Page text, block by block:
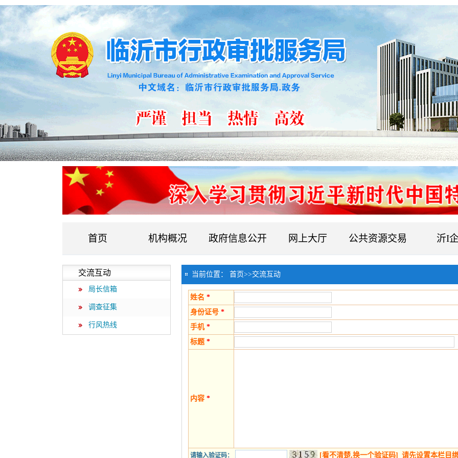
首页 机构概况 政府信息公开 网上大厅 公共资源交易 沂I
交流互动
局长信箱
调查征集
行风热线
当前位置： 首页>>交流互动
姓名 *
身份证号 *
手机 *
标题 *
内容 *
请输入验证码： [看不清楚,换一个验证码] 请先设置本栏目